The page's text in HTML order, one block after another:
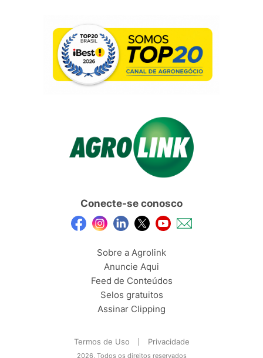
Conecte-se conosco
Sobre a Agrolink
Anuncie Aqui
Feed de Conteúdos
Selos gratuitos
Assinar Clipping
Termos de Uso Privacidade
2026, Todos os direitos reservados